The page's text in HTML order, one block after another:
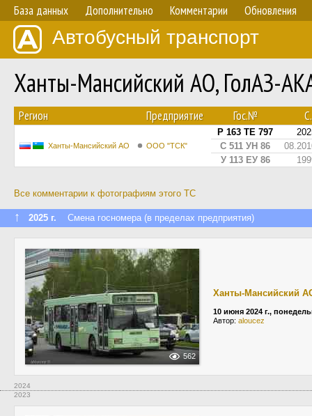
База данных Дополнительно Комментарии Обновления
Автобусный транспорт
Ханты-Мансийский АО, ГолАЗ-
Регион Предприятие Гос.№
Ханты-Мансийский АО ООО "ТСК"
Р 163 ТЕ 797
С 511 УН 86
У 113 ЕУ 86
Все комментарии к фотографиям этого ТС
↑ 2025 г. Смена госномера (в пределах предприятия)
562
Ханты-Мансийский
10 июня 2024 г.,
Автор: aloucez
2024
2023